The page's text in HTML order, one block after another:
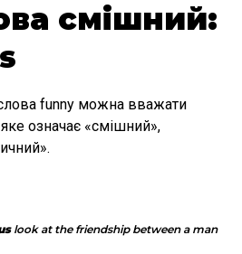
смішний:
funny можна вважати
означає «смішний»,
look at the friendship between a man